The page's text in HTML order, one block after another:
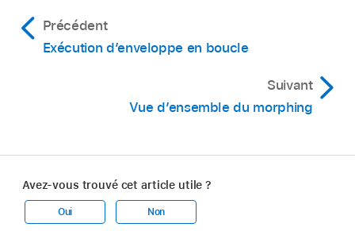
verticales qui croisent les poignées pour
permettre la modification.
Précédent
Exécution d’enveloppe en boucle
Suivant
Vue d’ensemble du morphing
Avez-vous trouvé cet article utile ?
Oui Non